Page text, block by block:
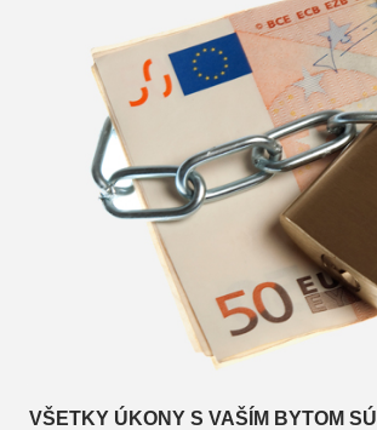
VŠETKY ÚKONY S VAŠÍM BYTOM SÚ